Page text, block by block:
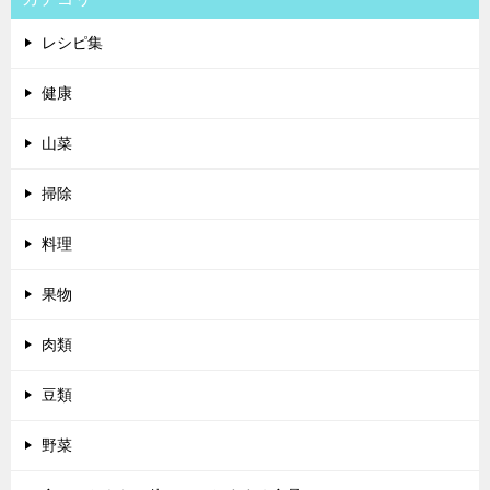
レシピ集
健康
山菜
掃除
料理
果物
肉類
豆類
野菜